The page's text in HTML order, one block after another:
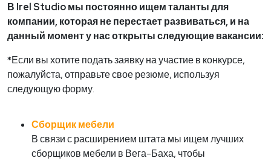
В Irel Studio мы постоянно ищем таланты для
компании, которая не перестает развиваться, и на
данный момент у нас открыты следующие вакансии:
*Если вы хотите подать заявку на участие в конкурсе,
пожалуйста, отправьте свое резюме, используя
следующую форму.
Сборщик мебели
В связи с расширением штата мы ищем лучших
сборщиков мебели в Вега-Баха, чтобы